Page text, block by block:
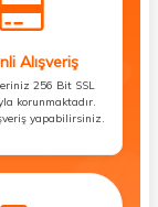
Alışveriş
256 Bit SSL
korunmaktadır.
yapabilirsiniz.